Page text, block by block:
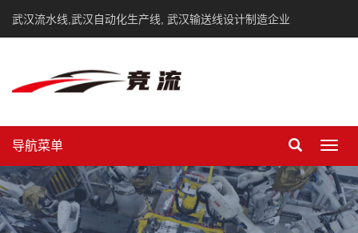
武汉流水线,武汉自动化生产线, 武汉输送线设计制造企业
导航菜单